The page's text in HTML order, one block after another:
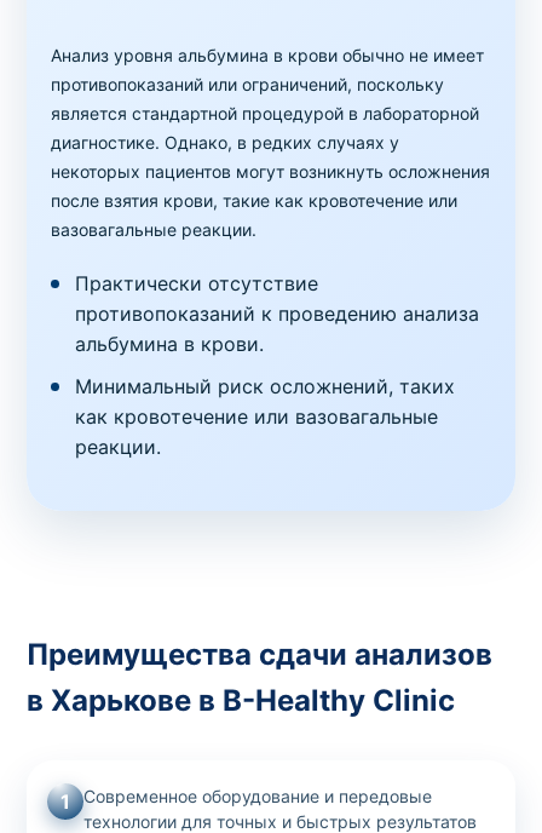
Анализ уровня альбумина в крови обычно не имеет
противопоказаний или ограничений, поскольку
является стандартной процедурой в лабораторной
диагностике. Однако, в редких случаях у
некоторых пациентов могут возникнуть осложнения
после взятия крови, такие как кровотечение или
вазовагальные реакции.
Практически отсутствие
противопоказаний к проведению анализа
альбумина в крови.
Минимальный риск осложнений, таких
как кровотечение или вазовагальные
реакции.
Преимущества сдачи анализов
в Харькове в B-Healthy Clinic
1
Современное оборудование и передовые
технологии для точных и быстрых результатов